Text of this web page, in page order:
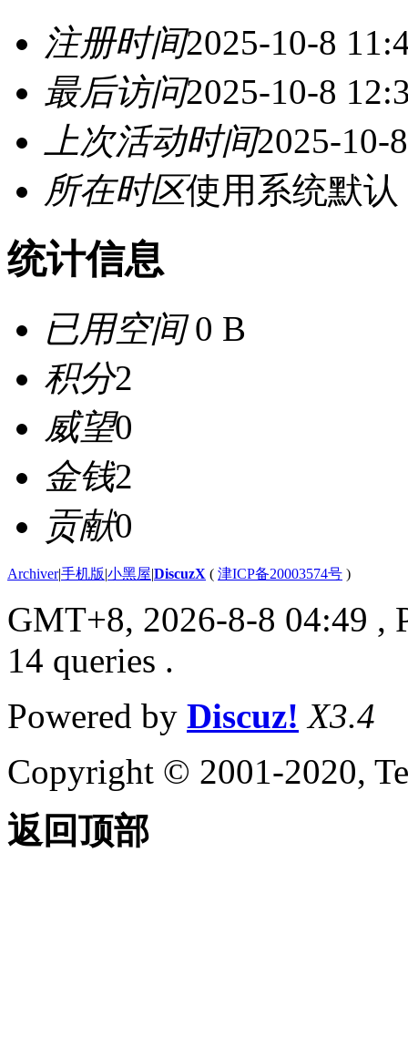
注册时间2025-10-8
最后访问2025-10-8
上次活动时间2025-10-
所在时区使用系统默认
统计信息
已用空间0 B
积分2
威望0
金钱2
贡献0
Archiver|手机版|小黑屋|DiscuzX ( 津ICP备20003574号 )
GMT+8, 2026-8-8 04:49 ,
14 queries .
Powered by Discuz! X3.4
Copyright © 2001-2020,
返回顶部